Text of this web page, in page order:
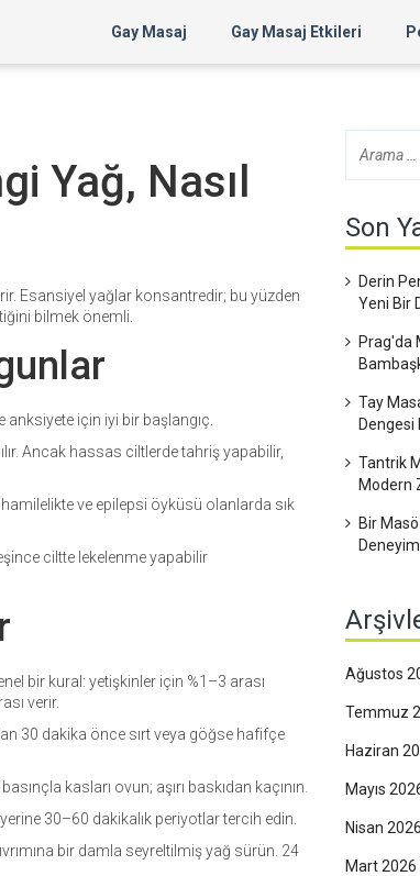
Gay Masaj Gay Masaj Etkileri
Yağ, Nasıl
Esansiyel yağlar konsantredir; bu yüzden
bilmek önemli.
için iyi bir başlangıç.
Ancak hassas ciltlerde tahriş yapabilir,
ve epilepsi öyküsü olanlarda sık
ciltte lekelenme yapabilir
bir kural: yetişkinler için %1–3 arası
verir.
30 dakika önce sırt veya göğse hafifçe
kasları ovun; aşırı baskıdan kaçının.
30–60 dakikalık periyotlar tercih edin.
bir damla seyreltilmiş yağ sürün. 24
Son
Derin
Yeni Bir
Prag'da
Tay
Dengesi
Tantrik
Modern
Bir
Ağustos
Temmuz
Haziran
Mayıs
Nisan 2026
Mart 2026